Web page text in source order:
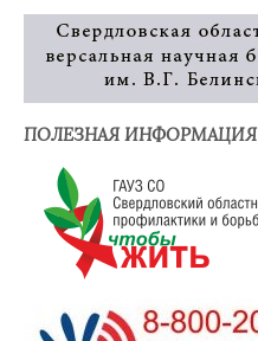
ПОЛЕЗНАЯ ИНФОРМАЦИЯ